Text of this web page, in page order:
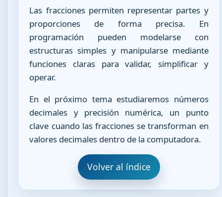
Las fracciones permiten representar partes y
proporciones de forma precisa. En
programación pueden modelarse con
estructuras simples y manipularse mediante
funciones claras para validar, simplificar y
operar.
En el próximo tema estudiaremos números
decimales y precisión numérica, un punto
clave cuando las fracciones se transforman en
valores decimales dentro de la computadora.
Volver al índice